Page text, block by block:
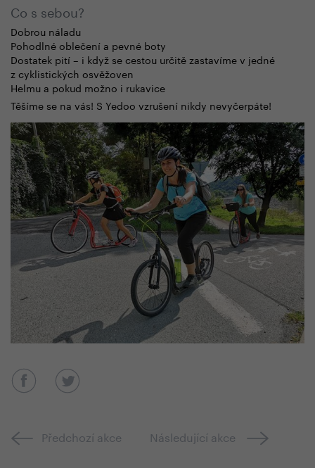
Co s sebou?
Dobrou náladu
Pohodlné oblečení a pevné boty
Dostatek pití – i když se cestou určitě zastavíme v jedné
z cyklistických osvěžoven
Helmu a pokud možno i rukavice
Těšíme se na vás! S Yedoo vzrušení nikdy nevyčerpáte!
Předchozí akce Následující akce